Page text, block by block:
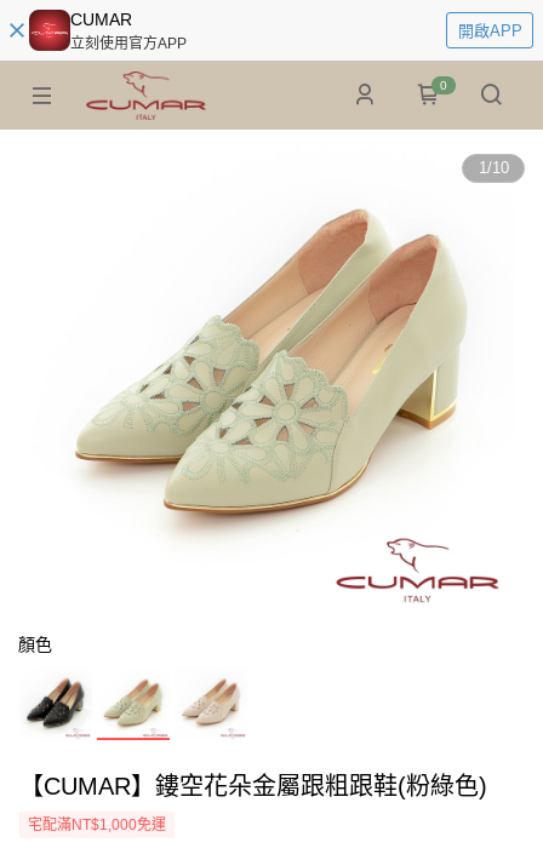
CUMAR
立刻使用官方APP
開啟APP
0
1/10
顏色
【CUMAR】鏤空花朵金屬跟粗跟鞋(粉綠色)
宅配滿NT$1,000免運